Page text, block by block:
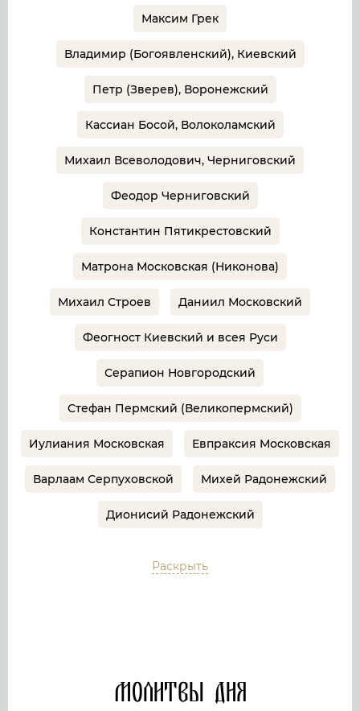
Максим Грек
Владимир (Богоявленский), Киевский
Петр (Зверев), Воронежский
Кассиан Босой, Волоколамский
Михаил Всеволодович, Черниговский
Феодор Черниговский
Константин Пятикрестовский
Матрона Московская (Никонова)
Михаил Строев Даниил Московский
Феогност Киевский и всея Руси
Серапион Новгородский
Стефан Пермский (Великопермский)
Иулиания Московская Евпраксия Московская
Варлаам Серпуховской Михей Радонежский
Дионисий Радонежский
Раскрыть
Молитвы дня